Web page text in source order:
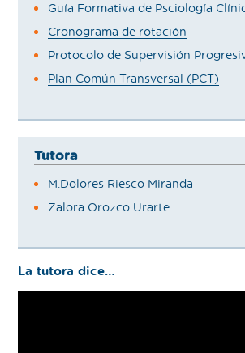
Guía Formativa de Psciología
Cronograma de rotación
Protocolo de Supervisión
Plan Común Transversal (PCT)
Tutora
M.Dolores Riesco Miranda
Zalora Orozco Urarte
La tutora dice…